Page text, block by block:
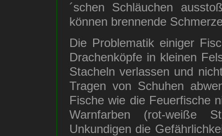
´schen Schläuchen
können brennende
Die Problematik einiger
Drachenköpfe in kleinen
Stacheln verlassen und
Tragen von Schuhen
Fische wie die Feuerfische
Warnfarben (rot-weiße
Unkundigen die